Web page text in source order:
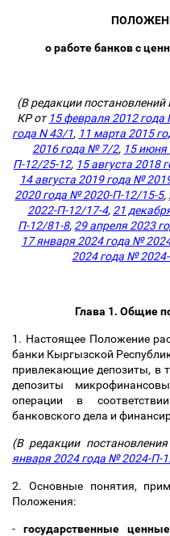
о работе банков с
(В редакции
КР от 15 февраля 2012 года
года N 43/1, 11 марта 2015
2016 года № 7/2, 15
П-12/25-12, 15 августа 2018
14 августа 2019 года №
2020 года № 2020-П-12/15-5,
2022-П-12/17-4, 21
П-12/81-8, 29 апреля 2023
17 января 2024 года №
2024 года №
Глава 1. Общие
1. Настоящее Положение
банки Кыргызской
привлекающие депозиты, в
депозиты
операции в
банковского дела и
(В редакции
января 2024 года № 2024-П-
2. Основные понятия,
Положения:
- государственные